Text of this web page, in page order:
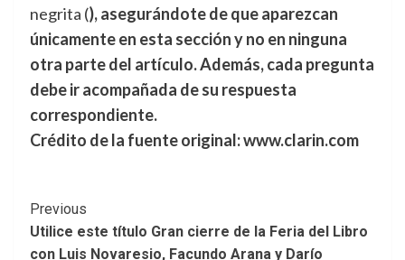
negrita (), asegurándote de que aparezcan
únicamente en esta sección y no en ninguna
otra parte del artículo. Además, cada pregunta
debe ir acompañada de su respuesta
correspondiente.
Crédito de la fuente original: www.clarin.com
Post
Navigation
Previous
Utilice este título Gran cierre de la Feria del Libro
con Luis Novaresio, Facundo Arana y Darío